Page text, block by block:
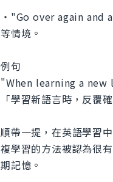
・"Go over again and
等情境。
例句
"When learning a
「學習新語言時，反覆
順帶一提，在英語學習
複學習的方法被認為很
期記憶。